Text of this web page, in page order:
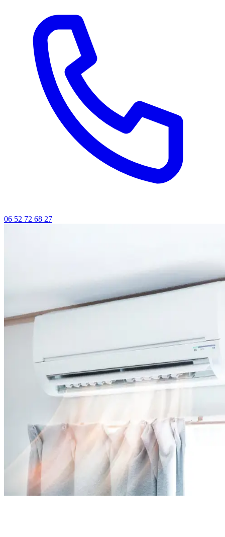
06 52 72 68 27